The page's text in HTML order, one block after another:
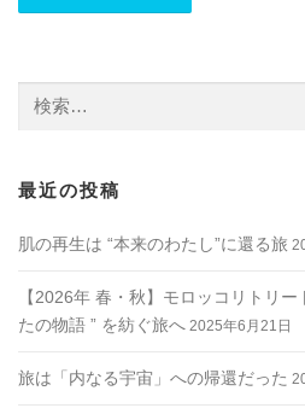
最近の投稿
肌の再生は “本来のわたし”に還る旅
【2026年 春・秋】モロッコリトリー
たの物語 ” を紡ぐ旅へ 2025年6月21日
旅は「内なる宇宙」への帰還だった